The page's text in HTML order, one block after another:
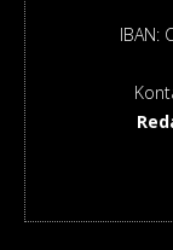
IBAN: